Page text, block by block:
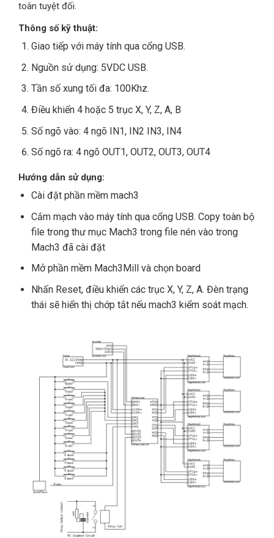
toàn tuyệt đối.
Thông số kỹ thuật:
Giao tiếp với máy tính qua cổng USB.
Nguồn sử dụng: 5VDC USB.
Tần số xung tối đa: 100Khz.
Điều khiển 4 hoặc 5 trục X, Y, Z, A, B
Số ngõ vào: 4 ngõ IN1, IN2 IN3, IN4
Số ngõ ra: 4 ngõ OUT1, OUT2, OUT3, OUT4
Hướng dẫn sử dụng:
Cài đặt phần mềm mach3
Cắm mạch vào máy tính qua cổng USB. Copy toàn bộ
file trong thư mục Mach3 trong file nén vào trong
Mach3 đã cài đặt
Mở phần mềm Mach3Mill và chọn board
Nhấn Reset, điều khiển các trục X, Y, Z, A. Đèn trạng
thái sẽ hiển thị chớp tắt nếu mach3 kiểm soát mạch.